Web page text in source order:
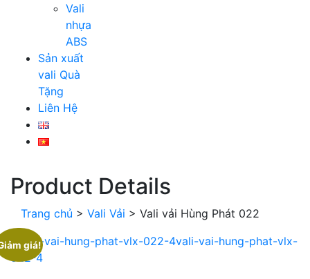
Vali
nhựa
ABS
Sản xuất
vali Quà
Tặng
Liên Hệ
Product Details
Trang chủ > Vali Vải > Vali vải Hùng Phát 022
giá!